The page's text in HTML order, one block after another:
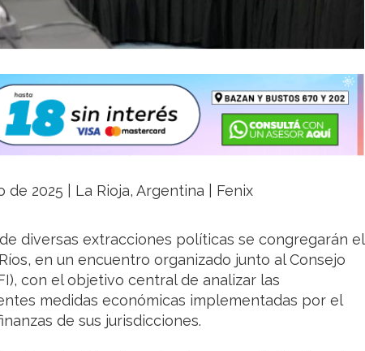
de 2025 | La Rioja, Argentina | Fenix
diversas extracciones políticas se congregarán el
en un encuentro organizado junto al Consejo
con el objetivo central de analizar las
medidas económicas implementadas por el
de sus jurisdicciones.